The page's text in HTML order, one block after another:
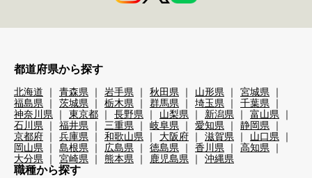
都道府県から探す
北海道 青森県 岩手県 秋田県 山形県
宮城県
福島県
茨城県 栃木県 群馬県 埼玉県
千葉県
神奈川県
東京都 長野県 山梨県 新潟県
富山県
石川県
福井県 三重県 岐阜県 愛知県
静岡県
京都府
兵庫県 和歌山県 大阪府 滋賀県
山口県
岡山県
島根県 広島県 徳島県 香川県
高知県
大分県
宮崎県 熊本県 鹿児島県 沖縄県
職種から探す